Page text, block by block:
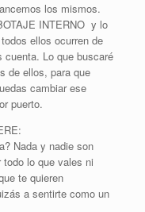
los mismos.
INTERNO y lo
ellos ocurren de
Lo que buscaré
de ellos, para que
cambiar ese
puerto.
Nada y nadie son
lo que vales ni
te quieren
a sentirte como un